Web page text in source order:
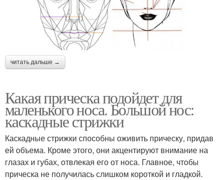
читать дальше →
Какая прическа подойдет для
маленького носа. Большой нос:
каскадные стрижки
Каскадные стрижки способны оживить прическу, придав
ей объема. Кроме этого, они акцентируют внимание на
глазах и губах, отвлекая его от носа. Главное, чтобы
прическа не получилась слишком короткой и гладкой.